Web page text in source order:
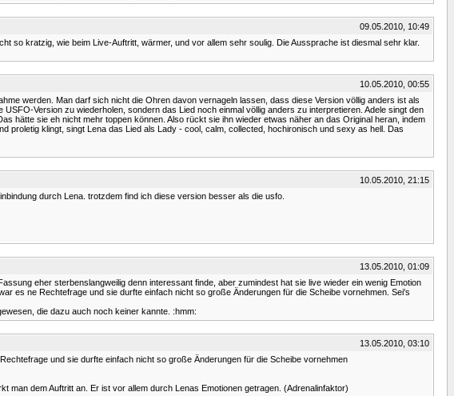
09.05.2010, 10:49
so kratzig, wie beim Live-Auftritt, wärmer, und vor allem sehr soulig. Die Aussprache ist diesmal sehr klar.
10.05.2010, 00:55
werden. Man darf sich nicht die Ohren davon vernageln lassen, dass diese Version völlig anders ist als
Version zu wiederholen, sondern das Lied noch einmal völlig anders zu interpretieren. Adele singt den
hätte sie eh nicht mehr toppen können. Also rückt sie ihn wieder etwas näher an das Original heran, indem
proletig klingt, singt Lena das Lied als Lady - cool, calm, collected, hochironisch und sexy as hell. Das
10.05.2010, 21:15
durch Lena. trotzdem find ich diese version besser als die usfo.
13.05.2010, 01:09
eher sterbenslangweilig denn interessant finde, aber zumindest hat sie live wieder ein wenig Emotion
es ne Rechtefrage und sie durfte einfach nicht so große Änderungen für die Scheibe vornehmen. Sei's
die dazu auch noch keiner kannte. :hmm:
13.05.2010, 03:10
und sie durfte einfach nicht so große Änderungen für die Scheibe vornehmen
dem Auftritt an. Er ist vor allem durch Lenas Emotionen getragen. (Adrenalinfaktor)